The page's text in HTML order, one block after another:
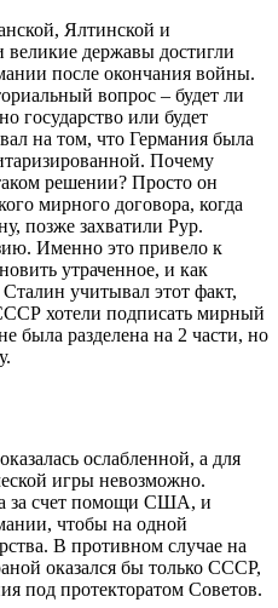
Ялтинской и
державы достигли
после окончания войны.
вопрос – будет ли
государство или будет
на том, что Германия была
Почему
решении? Просто он
мирного договора, когда
позже захватили Рур.
Именно это привело к
утраченное, и как
учитывал этот факт,
хотели подписать мирный
была разделена на 2 части, но
ослабленной, а для
игры невозможно.
за счет помощи США, и
чтобы на одной
В противном случае на
оказался бы только СССР,
под протекторатом Советов.